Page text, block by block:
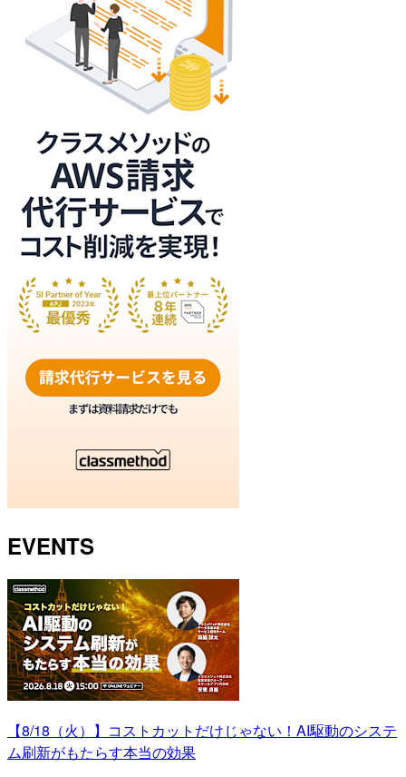
EVENTS
【8/18（火）】コストカットだけじゃない！AI駆動のシステ
ム刷新がもたらす本当の効果